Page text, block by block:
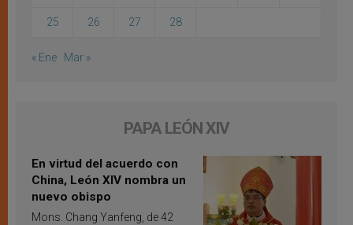
25 26 27 28
« Ene Mar »
PAPA LEÓN XIV
En virtud del acuerdo con
China, León XIV nombra un
nuevo obispo
Mons. Chang Yanfeng, de 42